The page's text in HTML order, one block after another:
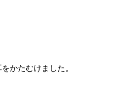
かたむけました。